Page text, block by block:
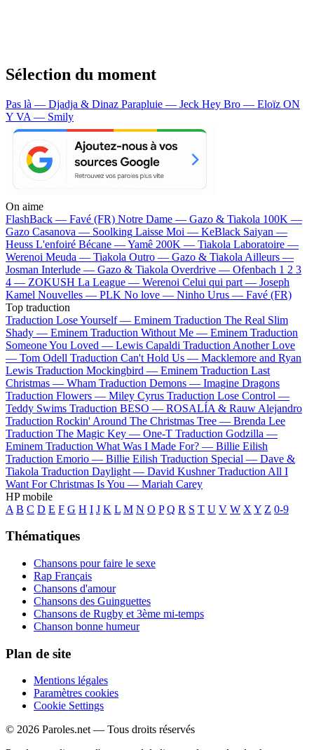
Sélection du moment
Pas là — Djadja & Dinaz Parapluie — Jeck Hey Bro — Eloïz ON
Y VA — Smily
On aime
FlashBack — Favé (FR) Notre Dame — Gazo & Tiakola 100K —
Gazo Casanova — Soolking Laisse Moi — KeBlack Saiyan —
Heuss L'enfoiré Bécane —Yamê 200K — Tiakola Laboratoire —
Werenoi Meuda — Tiakola Outro — Gazo & Tiakola Ailleurs —
Josman Interlude — Gazo & Tiakola Overdrive — Ofenbach 1 2 3
4 — ZOKUSH La League — Werenoi Celui qui part — Joseph
Kamel Nouvelles — PLK No love — Ninho Urus — Favé (FR)
Top traduction
Traduction Lose Yourself — Eminem Traduction The Real Slim
Shady — Eminem Traduction Without Me — Eminem Traduction
Someone You Loved — Lewis Capaldi Traduction Another Love
— Tom Odell Traduction Can't Hold Us — Macklemore and Ryan
Lewis Traduction Mockingbird — Eminem Traduction Last
Christmas — Wham Traduction Demons — Imagine Dragons
Traduction Flowers — Miley Cyrus Traduction Lose Control —
Teddy Swims Traduction BESO — ROSALÍA & Rauw Alejandro
Traduction Rockin' Around The Christmas Tree — Brenda Lee
Traduction The Magic Key — One-T Traduction Godzilla —
Eminem Traduction What Was I Made For? — Billie Eilish
Traduction Emorio — Billie Eilish Traduction Special — Dave &
Tiakola Traduction Daylight — David Kushner Traduction All I
Want For Christmas Is You — Mariah Carey
HP mobile
A B C D E F G H I J K L M N O P Q R S T U V W X Y Z 0-9
Thématiques
Chansons pour faire le sexe
Rap Français
Chansons d'amour
Chansons des Guinguettes
Chansons de Rugby et 3ème mi-temps
Chanson bonne humeur
Plan de site
Mentions légales
Paramètres cookies
Cookie Settings
© 2026 Paroles.net — Tous droits réservés